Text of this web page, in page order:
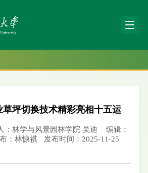
草坪切换技术精彩亮相十五运
：林学与风景园林学院 吴迪
编辑：
：林慷祺 发布时间：2025-11-25